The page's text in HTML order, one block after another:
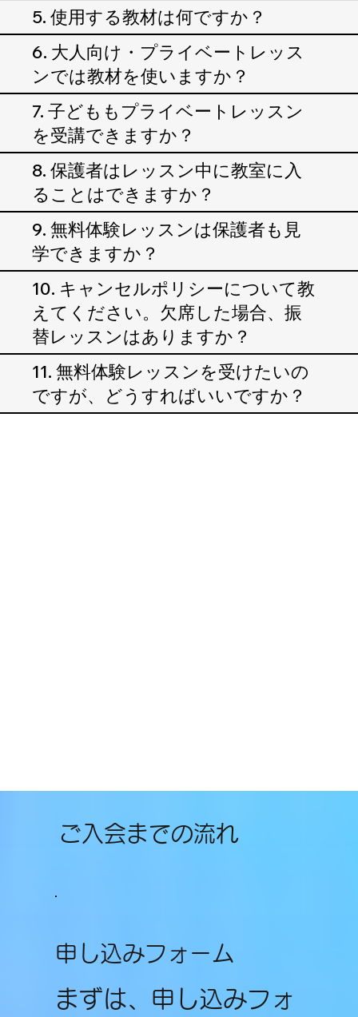
5. 使用する教材は何ですか？
6. 大人向け・プライベートレッス
ンでは教材を使いますか？
7. 子どももプライベートレッスン
を受講できますか？
8. 保護者はレッスン中に教室に入
ることはできますか？
9. 無料体験レッスンは保護者も見
学できますか？
10. キャンセルポリシーについて教
えてください。欠席した場合、振
替レッスンはありますか？
11. 無料体験レッスンを受けたいの
ですが、どうすればいいですか？
ご入会までの流れ
まずは、申し込みフォ
申し込みフォーム